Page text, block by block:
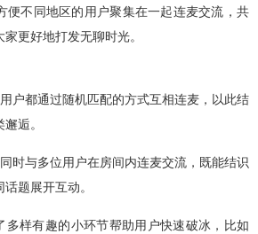
便不同地区的用户聚集在一起连麦交流，共
更好地打发无聊时光。
户都通过随机匹配的方式互相连麦，以此结
逅。
时与多位用户在房间内连麦交流，既能结识
题展开互动。
多样有趣的小环节帮助用户快速破冰，比如